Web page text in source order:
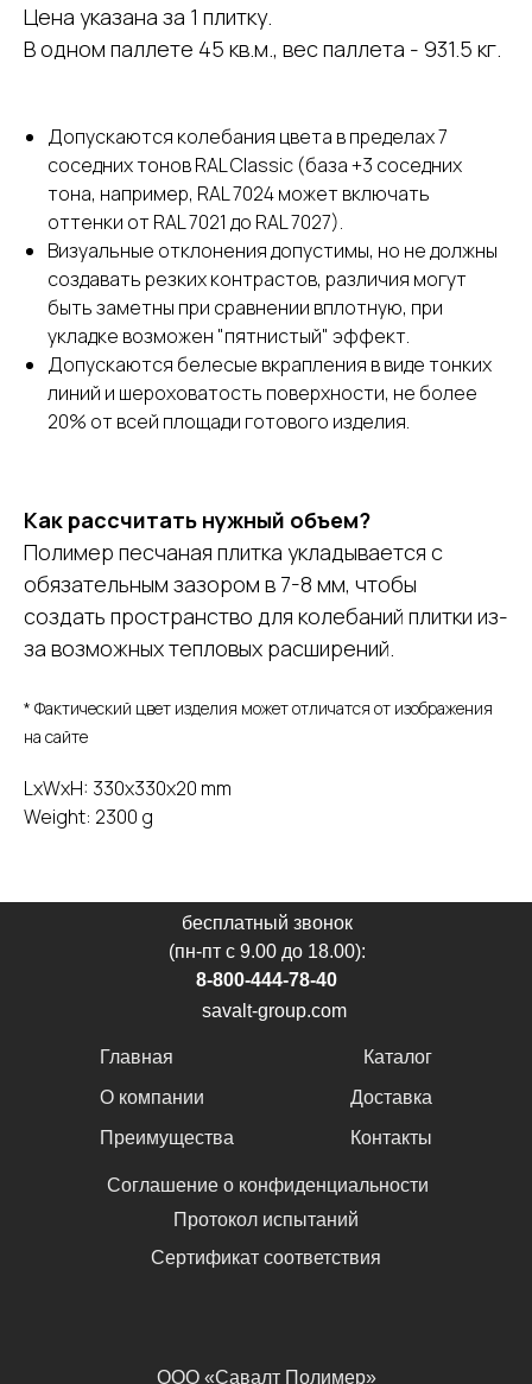
Цена указана за 1 плитку.
В одном паллете 45 кв.м., вес паллета - 931.5 кг.
Допускаются колебания цвета в пределах 7
соседних тонов RAL Classic (база +3 соседних
тона, например, RAL 7024 может включать
оттенки от RAL 7021 до RAL 7027).
Визуальные отклонения допустимы, но не должны
создавать резких контрастов, различия могут
быть заметны при сравнении вплотную, при
укладке возможен "пятнистый" эффект.
Допускаются белесые вкрапления в виде тонких
линий и шероховатость поверхности, не более
20% от всей площади готового изделия.
Как рассчитать нужный объем?
Полимер песчаная плитка укладывается с
обязательным зазором в 7-8 мм, чтобы
создать пространство для колебаний плитки из-
за возможных тепловых расширений.
* Фактический цвет изделия может отличатся от изображения
на сайте
LxWxH: 330x330x20 mm
Weight: 2300 g
Главная
О компании
Преимущества
Соглашение о конфиденциальности
Протокол испытаний
Сертификат соответствия
ООО «Савалт Полимер»
Каталог
Доставка
Контакты
бесплатный звонок
(пн-пт с 9.00 до 18.00):
8-800-444-78-40
savalt-group.com